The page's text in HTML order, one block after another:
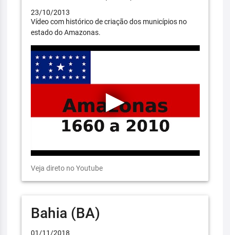
23/10/2013
Vídeo com histórico de criação dos municípios no
estado do Amazonas.
Veja direto no Youtube
Bahia (BA)
01/11/2018